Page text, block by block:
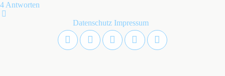
4 Antworten
Datenschutz Impressum